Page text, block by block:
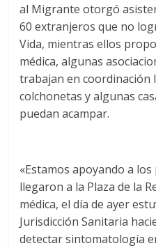
al Migrante otorgó
60 extranjeros que no
Vida, mientras ellos
médica, algunas
trabajan en coordinación
colchonetas y algunas
puedan acampar.
«Estamos apoyando a
llegaron a la Plaza de la
médica, el día de ayer
Jurisdicción Sanitaria
detectar sintomatología